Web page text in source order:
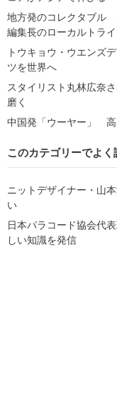
地方発のコレクタブル
編集長のローカルトライ
トウキョウ・ウエンズ
ツを世界へ
スタイリスト丸林広奈
磨く
中国発「ウーヤー」 高
このカテゴリーでよ
ニットデザイナー・山
い
日本パラコード協会代
しい知識を発信